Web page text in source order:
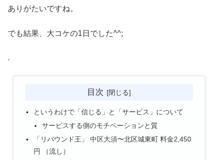
ありがたいですね。
でも結果、大コケの1日でした^^;
.
目次
というわけで「信じる」と「サービス」について
サービスする側のモチベーションと質
「リバウンド王」 中区大須〜北区城東町 料金2,450
円 （流し）